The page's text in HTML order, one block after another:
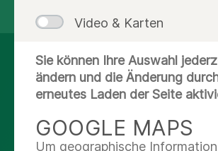
AUF DEM
BLEIBEN
Facebook
Video & Karten
Sie können Ihre Auswahl
ändern und die Änderung
erneutes Laden der Seite
GOOGLE MAPS
Um geographische